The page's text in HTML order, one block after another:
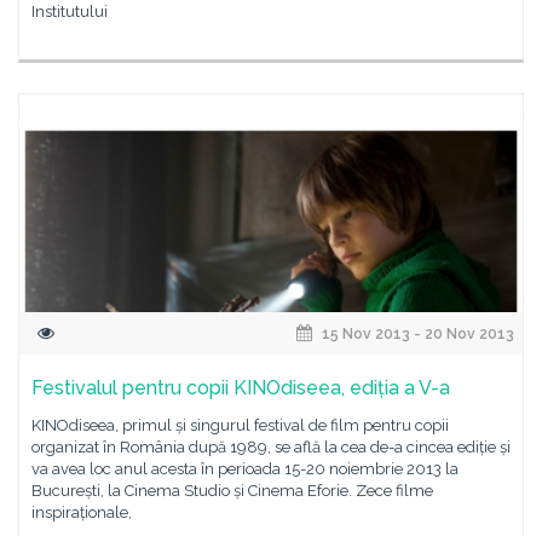
Institutului
15 Nov 2013 - 20 Nov 2013
Festivalul pentru copii KINOdiseea, ediția a V-a
KINOdiseea, primul și singurul festival de film pentru copii
organizat în România după 1989, se află la cea de-a cincea ediție și
va avea loc anul acesta în perioada 15-20 noiembrie 2013 la
București, la Cinema Studio și Cinema Eforie. Zece filme
inspiraționale,